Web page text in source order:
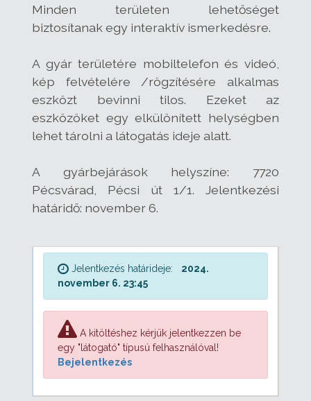
Minden területen lehetőséget
biztosítanak egy interaktív ismerkedésre.
A gyár területére mobiltelefon és videó,
kép felvételére /rögzítésére alkalmas
eszközt bevinni tilos. Ezeket az
eszközöket egy elkülönített helységben
lehet tárolni a látogatás ideje alatt.
A gyárbejárások helyszíne: 7720
Pécsvárad, Pécsi út 1/1. Jelentkezési
határidő: november 6.
Jelentkezés határideje:
2024.
november 6. 23:45
A kitöltéshez kérjük jelentkezzen be
egy "látogató" típusú felhasználóval!
Bejelentkezés